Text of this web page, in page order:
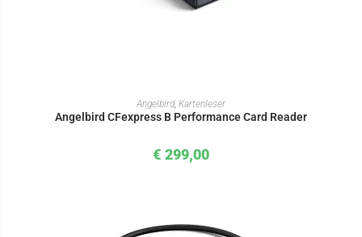
IN DEN WARENKORB
Angelbird, Kartenleser
Angelbird CFexpress B Performance Card Reader
€ 299,00